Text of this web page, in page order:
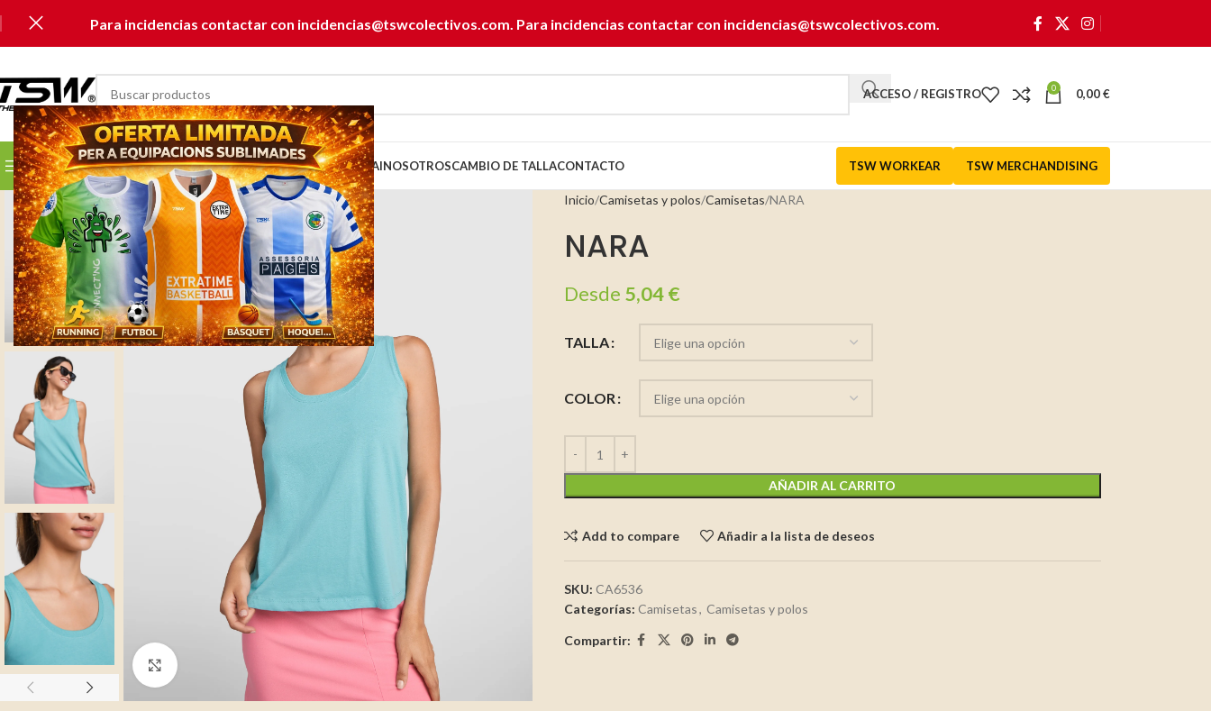
Para incidencias contactar con incidencias@tswcolectivos.com. Para incidencias contactar con incidencias@tswcolectivos.com
SELECCIONAR CATEGORÍA
ACCESO / REGISTRO 0 0,00€
SELECCIONA TU CLUB... INICIOCATÁLOGOSMUSAINOSOTROSCAMBIO DE TALLACONTACTO TSW WORKEAR TSW MERCHANDISING
Clic para ampliar
Inicio Camisetas y polos Camisetas NARA
NARA
Desde 5,04€
TALLA
COLOR
AÑADIR AL CARRITO
Add to compare Añadir a la lista de deseos
SKU: CA6536
Categorías: Camisetas, Camisetas y polos
Compartir: